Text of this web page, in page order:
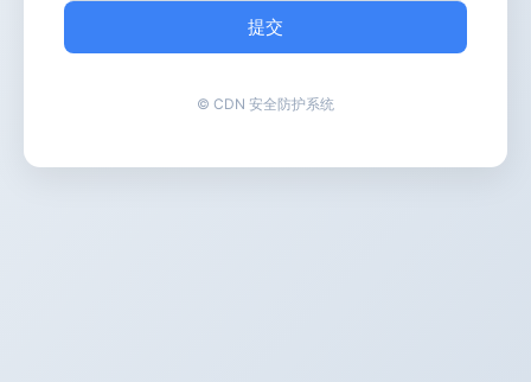
提交
© CDN 安全防护系统